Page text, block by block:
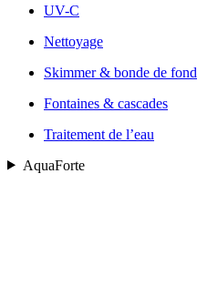
UV-C
Nettoyage
Skimmer & bonde de fond
Fontaines & cascades
Traitement de l’eau
AquaForte